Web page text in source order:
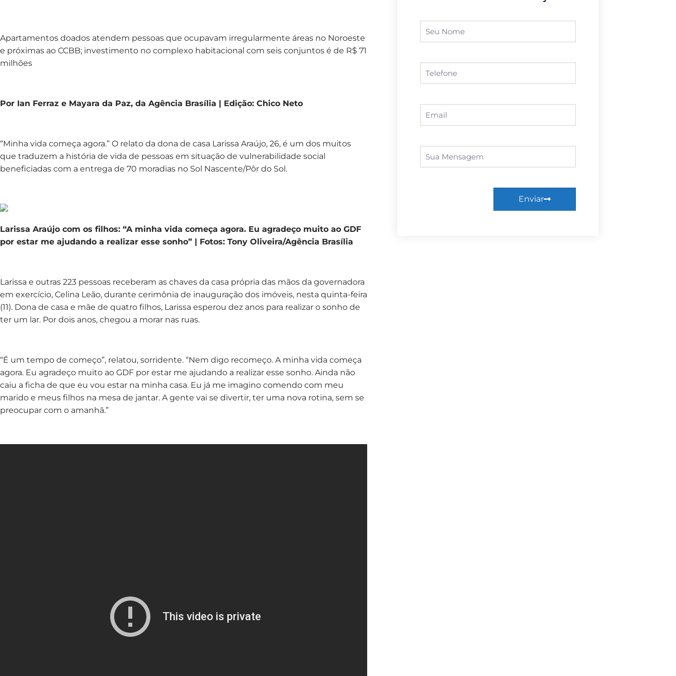
Apartamentos doados atendem pessoas que ocupavam irregularmente áreas no Noroeste
e próximas ao CCBB; investimento no complexo habitacional com seis conjuntos é de R$ 71
milhões
Por Ian Ferraz e Mayara da Paz, da Agência Brasília | Edição: Chico Neto
“Minha vida começa agora.” O relato da dona de casa Larissa Araújo, 26, é um dos muitos
que traduzem a história de vida de pessoas em situação de vulnerabilidade social
beneficiadas com a entrega de 70 moradias no Sol Nascente/Pôr do Sol.
Larissa Araújo com os filhos: “A minha vida começa agora. Eu agradeço muito ao GDF
por estar me ajudando a realizar esse sonho” | Fotos: Tony Oliveira/Agência Brasília
Larissa e outras 223 pessoas receberam as chaves da casa própria das mãos da governadora
em exercício, Celina Leão, durante cerimônia de inauguração dos imóveis, nesta quinta-feira
(11). Dona de casa e mãe de quatro filhos, Larissa esperou dez anos para realizar o sonho de
ter um lar. Por dois anos, chegou a morar nas ruas.
“É um tempo de começo”, relatou, sorridente. “Nem digo recomeço. A minha vida começa
agora. Eu agradeço muito ao GDF por estar me ajudando a realizar esse sonho. Ainda não
caiu a ficha de que eu vou estar na minha casa. Eu já me imagino comendo com meu
marido e meus filhos na mesa de jantar. A gente vai se divertir, ter uma nova rotina, sem se
preocupar com o amanhã.”
Enviar